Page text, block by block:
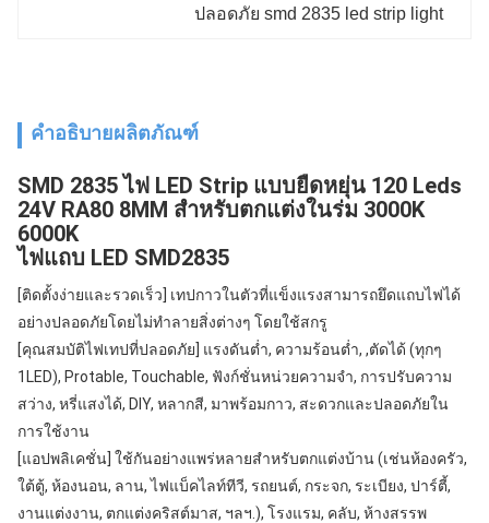
ปลอดภัย smd 2835 led strip light
คำอธิบายผลิตภัณฑ์
SMD 2835 ไฟ LED Strip แบบยืดหยุ่น 120 Leds
24V RA80 8MM สำหรับตกแต่งในร่ม 3000K
6000K
ไฟแถบ LED SMD2835
[ติดตั้งง่ายและรวดเร็ว] เทปกาวในตัวที่แข็งแรงสามารถยึดแถบไฟได้
อย่างปลอดภัยโดยไม่ทำลายสิ่งต่างๆ โดยใช้สกรู
[คุณสมบัติไฟเทปที่ปลอดภัย] แรงดันต่ำ, ความร้อนต่ำ, ,ตัดได้ (ทุกๆ
1LED), Protable, Touchable, ฟังก์ชั่นหน่วยความจำ, การปรับความ
สว่าง, หรี่แสงได้, DIY, หลากสี, มาพร้อมกาว, สะดวกและปลอดภัยใน
การใช้งาน
[แอปพลิเคชั่น] ใช้กันอย่างแพร่หลายสำหรับตกแต่งบ้าน (เช่นห้องครัว,
ใต้ตู้, ห้องนอน, ลาน, ไฟแบ็คไลท์ทีวี, รถยนต์, กระจก, ระเบียง, ปาร์ตี้,
งานแต่งงาน, ตกแต่งคริสต์มาส, ฯลฯ.), โรงแรม, คลับ, ห้างสรรพ